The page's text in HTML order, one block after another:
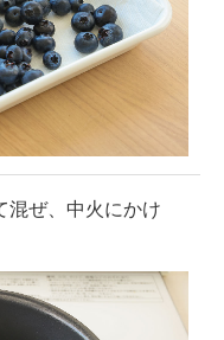
混ぜ、中火にかけ